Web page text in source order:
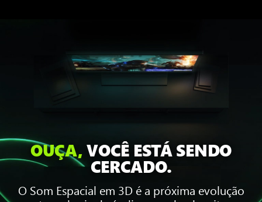
OUÇA,VOCÊ ESTÁ SENDO
CERCADO.
O Som Espacial em 3D é a próxima evolução